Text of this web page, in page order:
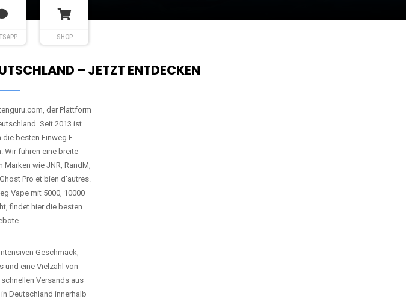
SHOP
– JETZT ENTDECKEN
der Plattform
Seit 2013 ist
besten Einweg E-
Wir führen eine breite
Marken wie JNR, RandM,
Pro et bien d'autres.
Vape mit 5000, 10000
findet hier die besten
Geschmack,
und eine Vielzahl von
Versands aus
Deutschland innerhalb